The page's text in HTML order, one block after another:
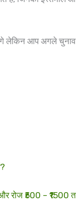
आप अगले चुनाव
रोज ₹500 – ₹1500